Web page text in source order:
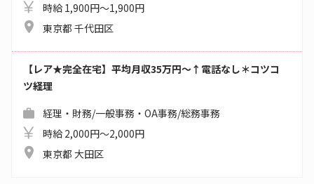
時給 1,900円～1,900円
東京都 千代田区
【レア★完全在宅】平均月収35万円～↑電話なし＊コツコ
ツ経理
経理・財務/一般事務・OA事務/総務事務
時給 2,000円～2,000円
東京都 大田区